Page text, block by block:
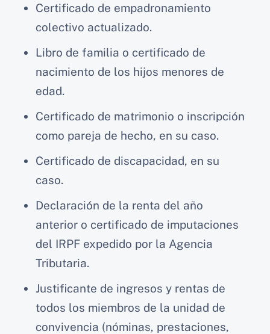
Certificado de empadronamiento
colectivo actualizado.
Libro de familia o certificado de
nacimiento de los hijos menores de
edad.
Certificado de matrimonio o inscripción
como pareja de hecho, en su caso.
Certificado de discapacidad, en su
caso.
Declaración de la renta del año
anterior o certificado de imputaciones
del IRPF expedido por la Agencia
Tributaria.
Justificante de ingresos y rentas de
todos los miembros de la unidad de
convivencia (nóminas, prestaciones,